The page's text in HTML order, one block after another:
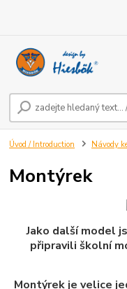
Úvod / Introduction Návody
Montýrek
Jako další model
připravili školní
Montýrek je velice